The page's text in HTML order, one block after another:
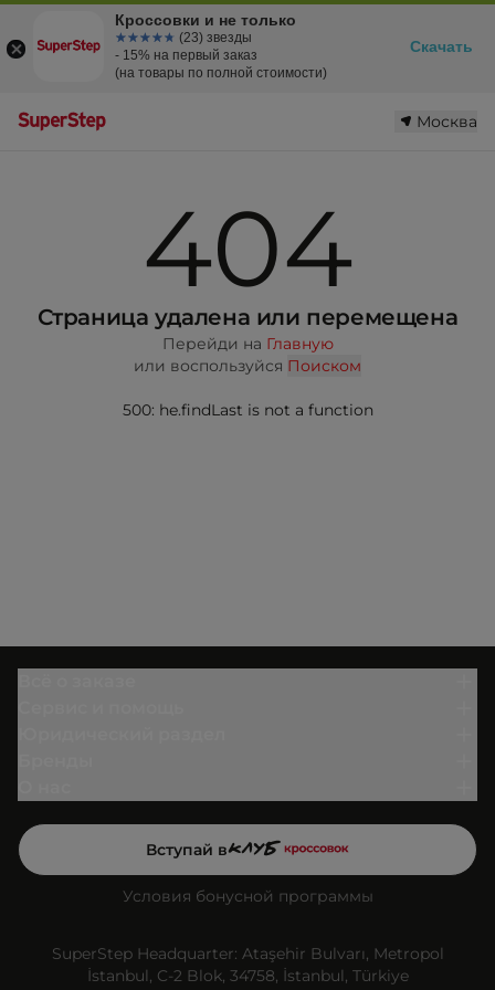
Москва
404
Страница удалена или перемещена
Перейди на Главную
или воспользуйся Поиском
500: he.findLast is not a function
Вступай в
Условия бонусной программы
SuperStep Headquarter: Ataşehir Bulvarı, Metropol
İstanbul, C-2 Blok, 34758, İstanbul, Türkiye
Кроссовки и не только
☆☆☆☆☆
★★★★★ (23) звезды
- 15% на первый заказ
(на товары по полной стоимости)
Скачать